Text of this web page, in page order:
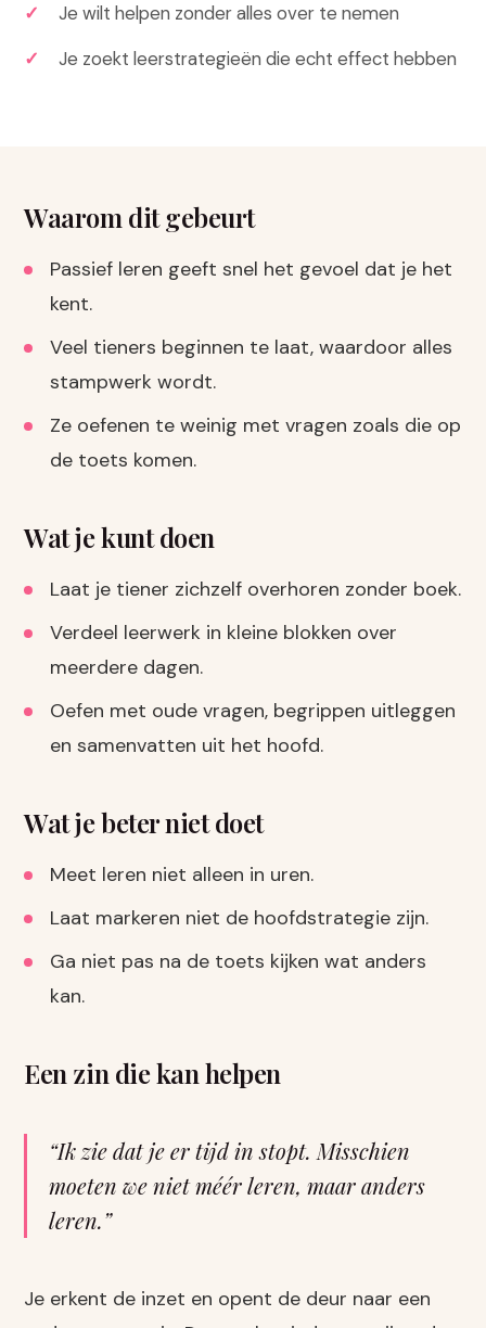
Je wilt helpen zonder alles over te nemen
Je zoekt leerstrategieën die echt effect hebben
Waarom dit gebeurt
Passief leren geeft snel het gevoel dat je het
kent.
Veel tieners beginnen te laat, waardoor alles
stampwerk wordt.
Ze oefenen te weinig met vragen zoals die op
de toets komen.
Wat je kunt doen
Laat je tiener zichzelf overhoren zonder boek.
Verdeel leerwerk in kleine blokken over
meerdere dagen.
Oefen met oude vragen, begrippen uitleggen
en samenvatten uit het hoofd.
Wat je beter niet doet
Meet leren niet alleen in uren.
Laat markeren niet de hoofdstrategie zijn.
Ga niet pas na de toets kijken wat anders
kan.
Een zin die kan helpen
“Ik zie dat je er tijd in stopt. Misschien
moeten we niet méér leren, maar anders
leren.”
Je erkent de inzet en opent de deur naar een